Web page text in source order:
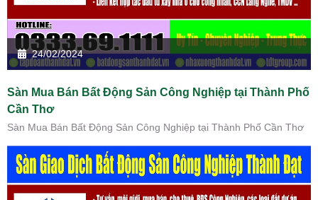
24/02/2024
Sàn Mua Bán Bất Động Sản Công Nghiệp tại Thành Phố
Cần Thơ
Sàn Mua Bán Bất Động Sản Công Nghiệp tại Thành Phố Cần Thơ